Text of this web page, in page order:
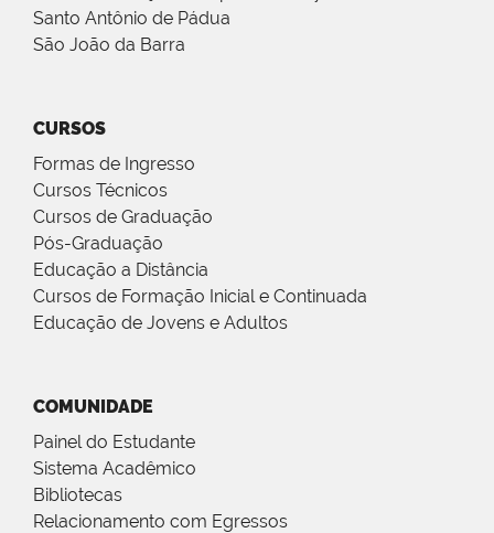
Santo Antônio de Pádua
São João da Barra
CURSOS
Formas de Ingresso
Cursos Técnicos
Cursos de Graduação
Pós-Graduação
Educação a Distância
Cursos de Formação Inicial e Continuada
Educação de Jovens e Adultos
COMUNIDADE
Painel do Estudante
Sistema Acadêmico
Bibliotecas
Relacionamento com Egressos